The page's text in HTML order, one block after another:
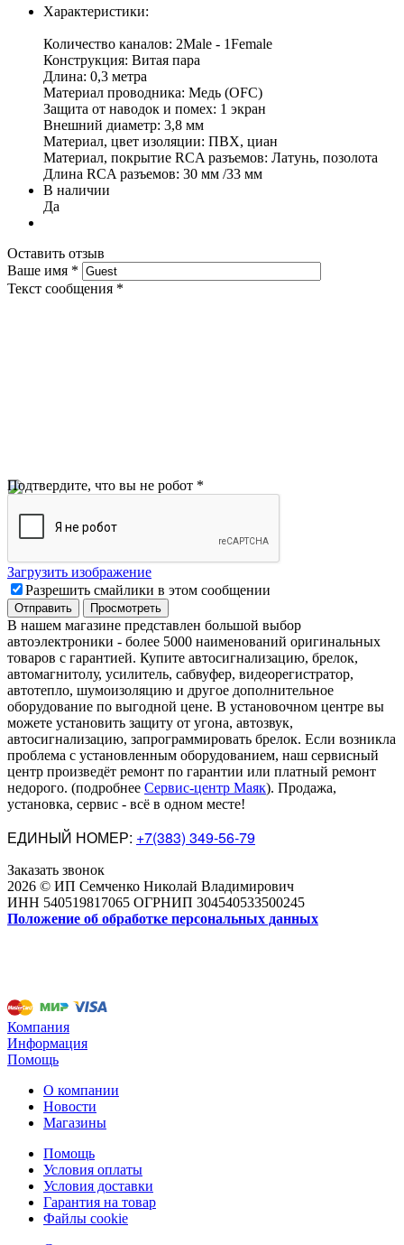
Характеристики:
Количество каналов: 2Male - 1Female
Конструкция: Витая пара
Длина: 0,3 метра
Материал проводника: Медь (OFC)
Защита от наводок и помех: 1 экран
Внешний диаметр: 3,8 мм
Материал, цвет изоляции: ПВХ, циан
Материал, покрытие RCA разъемов: Латунь, позолота
Длина RCA разъемов: 30 мм /33 мм
В наличии
Да
Оставить отзыв
Ваше имя *
Текст сообщения *
Подтвердите, что вы не робот *
Загрузить изображение
Разрешить смайлики в этом сообщении
В нашем магазине представлен большой выбор
автоэлектроники - более 5000 наименований оригинальных
товаров с гарантией. Купите автосигнализацию, брелок,
автомагнитолу, усилитель, сабвуфер, видеорегистратор,
автотепло, шумоизоляцию и другое дополнительное
оборудование по выгодной цене. В установочном центре вы
можете установить защиту от угона, автозвук,
автосигнализацию, запрограммировать брелок. Если возникла
проблема с установленным оборудованием, наш сервисный
центр произведёт ремонт по гарантии или платный ремонт
недорого. (подробнее Сервис-центр Маяк). Продажа,
установка, сервис - всё в одном месте!
ЕДИНЫЙ НОМЕР: +7(383) 349-56-79
Заказать звонок
2026 © ИП Семченко Николай Владимирович
ИНН 540519817065 ОГРНИП 304540533500245
Положение об обработке персональных данных
Компания
Информация
Помощь
О компании
Новости
Магазины
Помощь
Условия оплаты
Условия доставки
Гарантия на товар
Файлы cookie